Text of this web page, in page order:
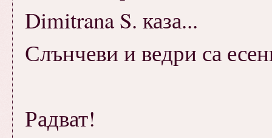
Dimitrana S. каза...
Слънчеви и ведри са
Радват!